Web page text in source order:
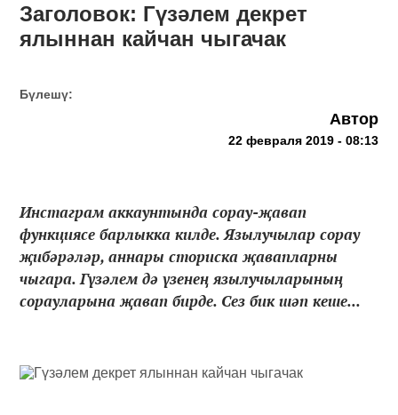
Заголовок: Гүзәлем декрет
ялыннан кайчан чыгачак
Бүлешү:
Автор
22 февраля 2019 - 08:13
Инстаграм аккаунтында сорау-җавап
функциясе барлыкка килде. Язылучылар сорау
җибәрәләр, аннары сториска җавапларны
чыгара. Гүзәлем дә үзенең язылучыларының
сорауларына җавап бирде. Сез бик шәп кеше...